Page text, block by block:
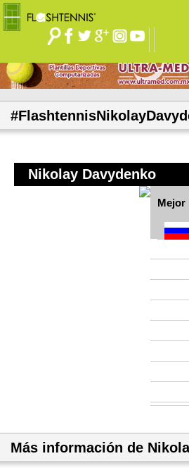
Nikolay Davydenko
Mejor
Más información de